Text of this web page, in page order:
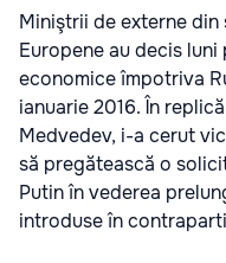
Miniştrii de externe din
Europene au decis
economice împotriva
ianuarie 2016. În
Medvedev, i-a cerut
să pregătească o
Putin în vederea
introduse în